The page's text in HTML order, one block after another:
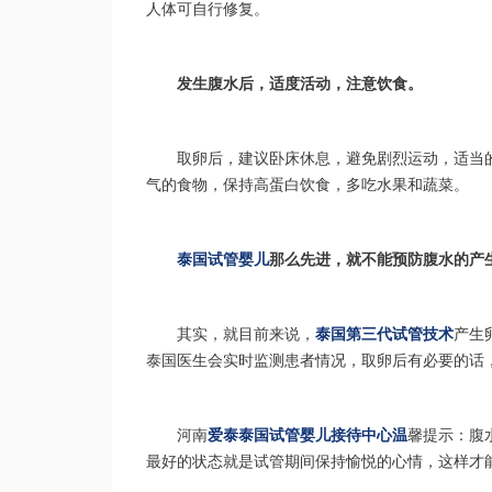
人体可自行修复。
发生腹水后，适度活动，注意饮食。
取卵后，建议卧床休息，避免剧烈运动，适
气的食物，保持高蛋白饮食，多吃水果和蔬菜。
泰国试管婴儿那么先进，就不能预防腹水的产
其实，就目前来说， 泰国第三代试管技术产生
泰国医生会实时监测患者情况，取卵后有必要的
河南爱泰泰国试管婴儿接待中心温馨提示：腹
最好的状态就是试管期间保持愉悦的心情，这样才